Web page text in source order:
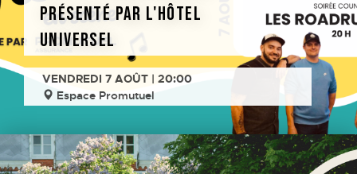
présenté par l'Hôtel
Universel
VENDREDI 7 AOÛT | 20:00
Espace Promutuel